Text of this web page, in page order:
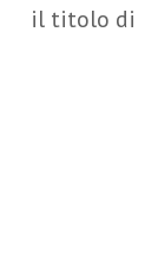
il titolo di